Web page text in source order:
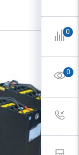
0
0